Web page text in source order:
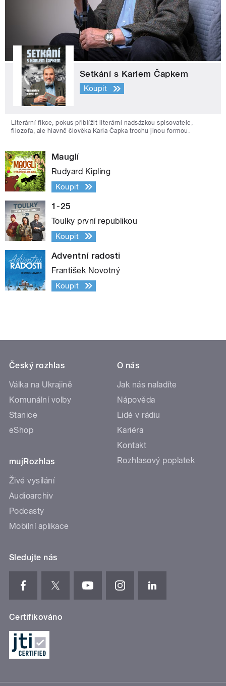
Setkání s Karlem Čapkem
Koupit
Literární fikce, pokus přiblížit literární nadsázkou spisovatele,
filozofa, ale hlavně člověka Karla Čapka trochu jinou formou.
Mauglí
Rudyard Kipling
Koupit
1-25
Toulky první republikou
Koupit
Adventní radosti
František Novotný
Koupit
Český rozhlas
Válka na Ukrajině
Komunální volby
Stanice
eShop
mujRozhlas
Živé vysílání
Audioarchiv
Podcasty
Mobilní aplikace
O nás
Jak nás naladíte
Nápověda
Lidé v rádiu
Kariéra
Kontakt
Rozhlasový poplatek
Sledujte nás
Certifikováno